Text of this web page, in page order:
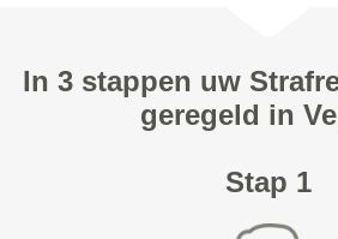
In 3 stappen uw
geregeld in
Stap 1